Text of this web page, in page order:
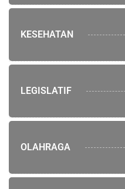
KESEHATAN
LEGISLATIF
OLAHRAGA